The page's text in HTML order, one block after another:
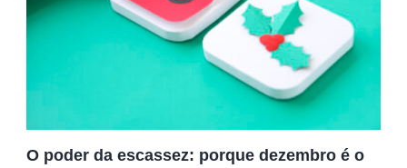
O poder da escassez: porque dezembro é o